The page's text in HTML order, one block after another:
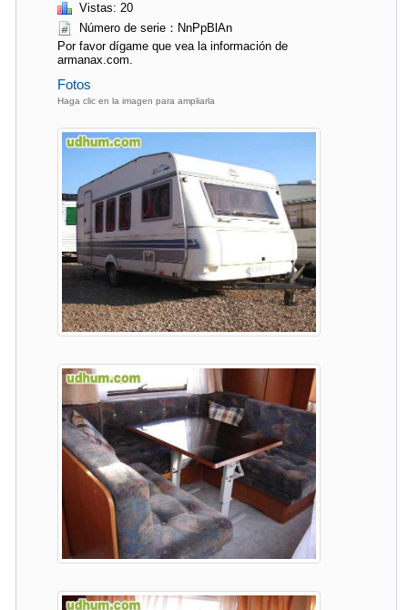
Vistas: 20
Número de serie：NnPpBlAn
Por favor dígame que vea la información de
armanax.com.
Fotos
Haga clic en la imagen para ampliarla